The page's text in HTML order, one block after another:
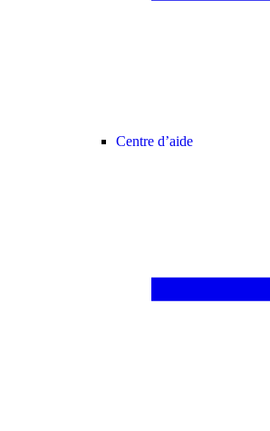
Centre d’aide